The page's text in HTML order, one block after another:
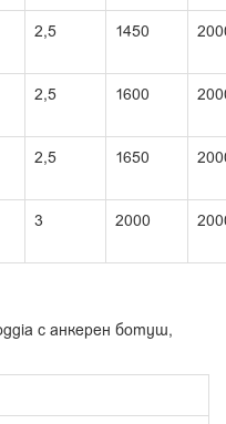
2,5 1450
2,5 1600
2,5 1650
3 2000
с анкерен ботуш,